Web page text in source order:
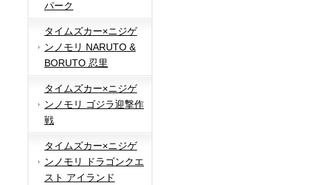
パーク
タイムズカー×ニジゲ
ンノモリ NARUTO &
BORUTO 忍里
タイムズカー×ニジゲ
ンノモリ ゴジラ迎撃作
戦
タイムズカー×ニジゲ
ンノモリ ドラゴンクエ
スト アイランド